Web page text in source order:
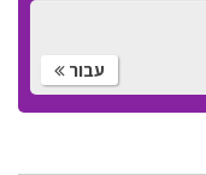
עבור